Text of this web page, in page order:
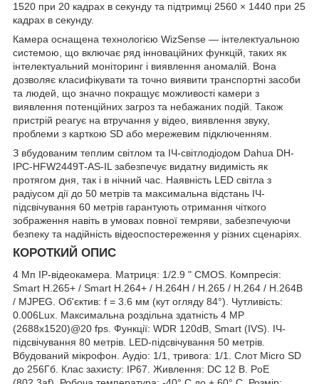
1520 при 20 кадрах в секунду та підтримці 2560 × 1440 при 25
кадрах в секунду.
Камера оснащена технологією WizSense — інтелектуальною
системою, що включає ряд інноваційних функцій, таких як
інтелектуальний моніторинг і виявлення аномалій. Вона
дозволяє класифікувати та точно виявити транспортні засоби
та людей, що значно покращує можливості камери з
виявлення потенційних загроз та небажаних подій. Також
пристрій реагує на втручання у відео, виявлення звуку,
проблеми з карткою SD або мережевим підключенням.
З вбудованим теплим світлом та ІЧ-світлодіодом Dahua DH-
IPC-HFW2449T-AS-IL забезпечує видатну видимість як
протягом дня, так і в нічний час. Наявність LED світла з
радіусом дії до 50 метрів та максимальна відстань ІЧ-
підсвічування 60 метрів гарантують отримання чіткого
зображення навіть в умовах повної темряви, забезпечуючи
безпеку та надійність відеоспостереження у різних сценаріях.
КОРОТКИЙ ОПИС
4 Mп IP-відеокамера. Матриця: 1/2.9 " CMOS. Компресія:
Smart H.265+ / Smart H.264+ / H.264H / H.265 / H.264 / H.264B
/ MJPEG. Об'єктив: f = 3.6 мм (кут огляду 84°). Чутливість:
0.006Lux. Максимальна роздільна здатність 4 MP
(2688х1520)@20 fps. Функції: WDR 120dB, Smart (IVS). ІЧ-
підсвічування 80 метрів. LED-підсвічування 50 метрів.
Вбудований мікрофон. Аудіо: 1/1, тривога: 1/1. Слот Micro SD
до 256Гб. Клас захисту: IP67. Живлення: DC 12 В. PoE